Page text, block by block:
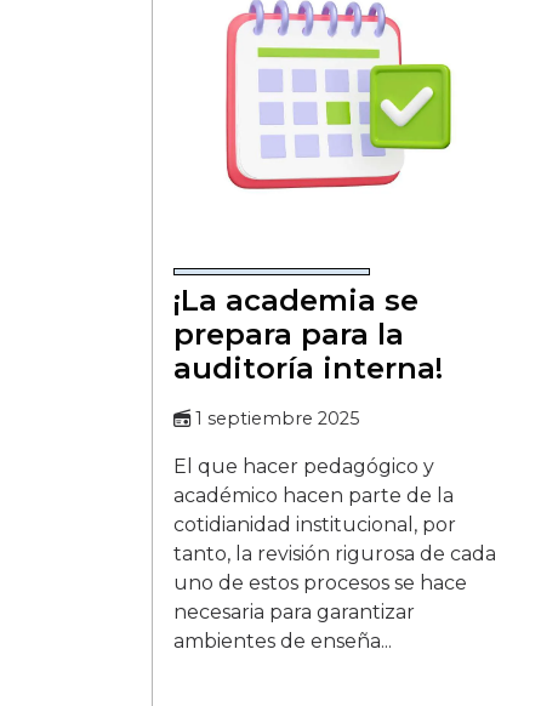
¡La academia se
prepara para la
auditoría interna!
1 septiembre 2025
El que hacer pedagógico y
académico hacen parte de la
cotidianidad institucional, por
tanto, la revisión rigurosa de cada
uno de estos procesos se hace
necesaria para garantizar
ambientes de enseña...